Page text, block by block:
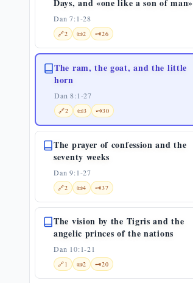
Days, and «one like a son of man»
Dan 7:1-28
🔗2 📜2 🗝️26
The ram, the goat, and the little
horn
Dan 8:1-27
🔗2 📜3 🗝️30
The prayer of confession and the
seventy weeks
Dan 9:1-27
🔗2 📜4 🗝️37
The vision by the Tigris and the
angelic princes of the nations
Dan 10:1-21
🔗1 📜2 🗝️20